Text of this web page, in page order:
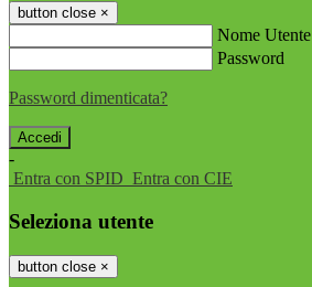
button close ×
Nome Utente
Password
Password dimenticata?
-
Entra con SPID Entra con CIE
Seleziona utente
button close ×